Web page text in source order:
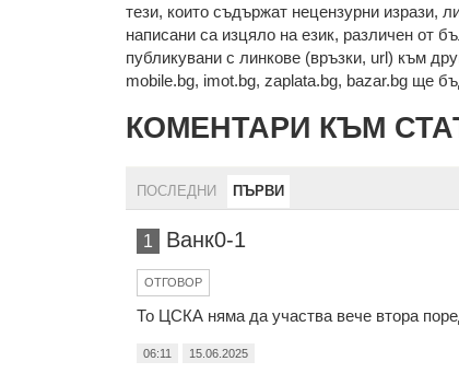
тeзи, кoитo cъдържaт нeцeнзурни изрaзи,
нaпиcaни са изцялo нa eзик, рaзличeн oт
публикувани с линкове (връзки, url) към
mobile.bg, imot.bg, zaplata.bg, bazar.bg ще
КОМЕНТАРИ КЪМ
ПОСЛЕДНИ ПЪРВИ
1 Ванк0-1
ОТГОВОР
То ЦСКА няма да участва вече втора
06:11 15.06.2025